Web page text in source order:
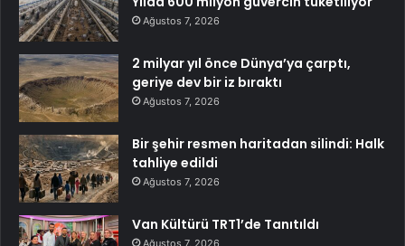
Ağustos 7, 2026
2 milyar yıl önce Dünya’ya çarptı,
geriye dev bir iz bıraktı
Ağustos 7, 2026
Bir şehir resmen haritadan silindi: Halk
tahliye edildi
Ağustos 7, 2026
Van Kültürü TRT1’de Tanıtıldı
Ağustos 7, 2026